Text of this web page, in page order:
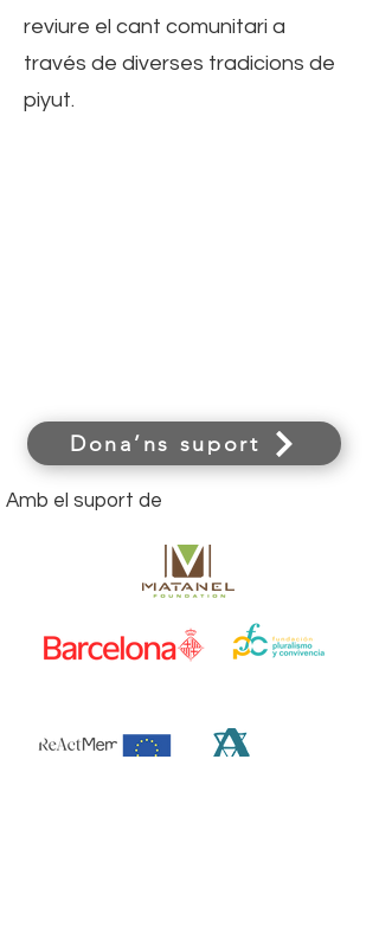
reviure el cant comunitari a
través de diverses tradicions de
piyut.
Dona’ns suport
Amb el suport de